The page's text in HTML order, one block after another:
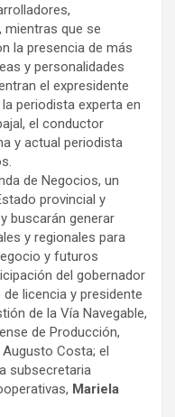
mientras que se
la presencia de más
y personalidades
el expresidente
periodista experta en
el conductor
y actual periodista
otros.
de Negocios, un
provincial y
buscarán generar
y regionales para
y futuros
del gobernador
licencia y presidente
de la Vía Navegable,
de Producción,
Costa; el
subsecretaria
Mariela